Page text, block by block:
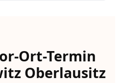
Ort-Termin
Oberlausitz